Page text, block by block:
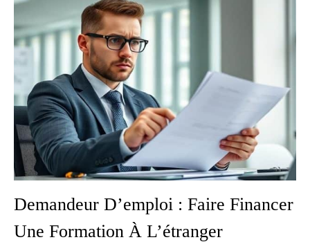
LES
45
ANS
ET
PLUS
Demandeur D’emploi : Faire Financer
Une Formation À L’étranger